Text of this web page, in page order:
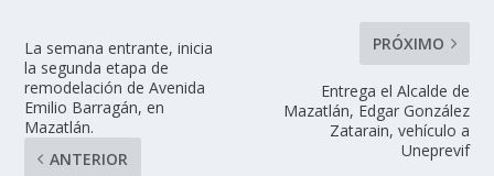
La semana entrante, inicia
la segunda etapa de
remodelación de Avenida
Emilio Barragán, en
Mazatlán.
ANTERIOR
PRÓXIMO
Entrega el Alcalde de
Mazatlán, Edgar González
Zatarain, vehículo a
Uneprevif